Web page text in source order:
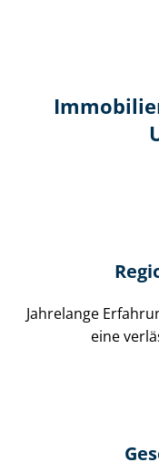
Jahrelange
eine